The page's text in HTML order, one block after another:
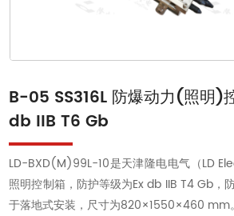
B-05 SS316L 防爆动力(照明)
db IIB T6 Gb
LD-BXD(M)99L-10是天津隆电电气（LD
照明控制箱，防护等级为Ex db IIB T4 Gb，
于落地式安装，尺寸为820×1550×460 mm。